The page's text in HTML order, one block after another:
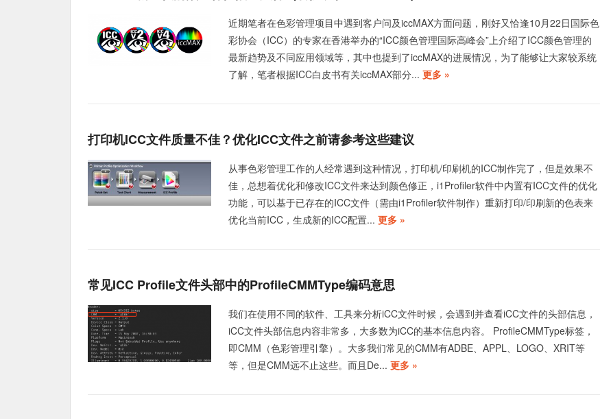
近期笔者在色彩管理项目中遇到客户问及iccMAX方面问题，刚好又恰逢10月22日国际色
彩协会（ICC）的专家在香港举办的“ICC颜色管理国际高峰会”上介绍了ICC颜色管理的
最新趋势及不同应用领域等，其中也提到了iccMAX的进展情况，为了能够让大家较系统
了解，笔者根据ICC白皮书有关iccMAX部分... 更多 »
打印机ICC文件质量不佳？优化ICC文件之前请参考这些建议
从事色彩管理工作的人经常遇到这种情况，打印机/印刷机的ICC制作完了，但是效果不
佳，总想着优化和修改ICC文件来达到颜色修正，i1Profiler软件中内置有ICC文件的优化
功能，可以基于已存在的ICC文件（需由i1Profiler软件制作）重新打印/印刷新的色表来
优化当前ICC，生成新的ICC配置... 更多 »
常见iCC Profile文件头部中的ProfileCMMType编码意思
我们在使用不同的软件、工具来分析iCC文件时候，会遇到并查看iCC文件的头部信息，
iCC文件头部信息内容非常多，大多数为iCC的基本信息内容。 ProfileCMMType标签，
即CMM（色彩管理引擎）。大多我们常见的CMM有ADBE、APPL、LOGO、XRIT等
等，但是CMM远不止这些。而且De... 更多 »